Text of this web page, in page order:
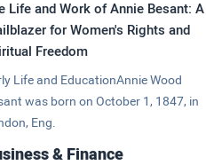
Life and Work of Annie Besant: A
for Women's Rights and
Freedom
Life and EducationAnnie Wood
was born on October 1, 1847, in
Eng.
& Finance